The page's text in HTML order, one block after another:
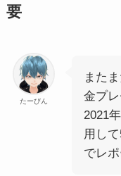
要
たーびん
また
金プ
2021
用し
でレ